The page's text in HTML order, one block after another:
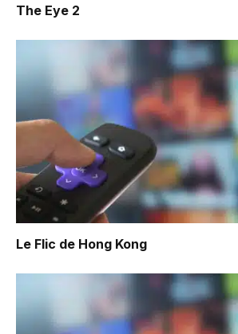
The Eye 2
Le Flic de Hong Kong